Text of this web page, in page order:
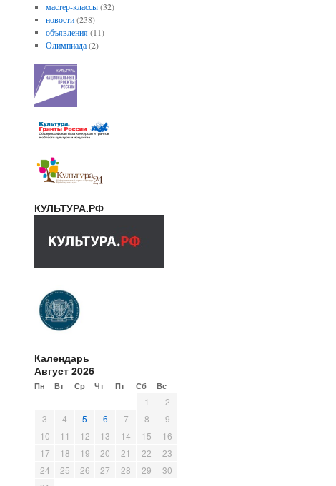
мастер-классы(32)
новости(238)
объявления(11)
Олимпиада(2)
КУЛЬТУРА.РФ
Календарь
Август 2026
Пн Вт Ср Чт Пт Сб Вс
1
2
3
4 5 6 7 8
9
10
11 12 13 14 15
16
17
18 19 20 21 22
23
24
25 26 27 28 29
30